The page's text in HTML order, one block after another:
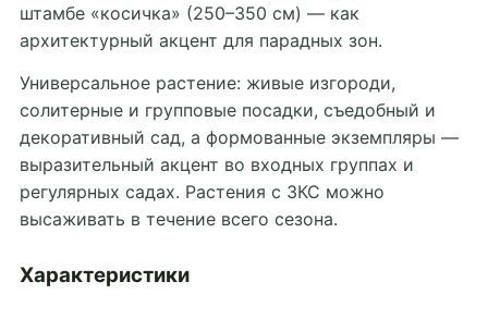
штамбе «косичка» (250–350 см) — как
архитектурный акцент для парадных зон.
Универсальное растение: живые изгороди,
солитерные и групповые посадки, съедобный и
декоративный сад, а формованные экземпляры —
выразительный акцент во входных группах и
регулярных садах. Растения с ЗКС можно
высаживать в течение всего сезона.
Характеристики